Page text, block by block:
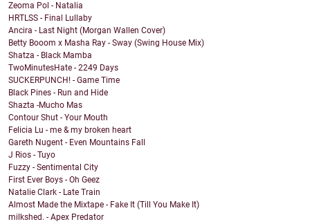
Zeoma Pol - Natalia
HRTLSS - Final Lullaby
Ancira - Last Night (Morgan Wallen Cover)
Betty Booom x Masha Ray - Sway (Swing House Mix)
Shatza - Black Mamba
TwoMinutesHate - 2249 Days
SUCKERPUNCH! - Game Time
Black Pines - Run and Hide
Shazta -Mucho Mas
Contour Shut - Your Mouth
Felicia Lu - me & my broken heart
Gareth Nugent - Even Mountains Fall
J Rios - Tuyo
Fuzzy - Sentimental City
First Ever Boys - Oh Geez
Natalie Clark - Late Train
Almost Made the Mixtape - Fake It (Till You Make It)
milkshed. - Apex Predator